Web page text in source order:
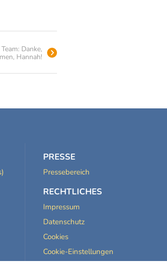
Danke,
Hannah!
PRESSE
Pressebereich
RECHTLICHES
Impressum
Datenschutz
Cookies
Cookie-Einstellungen